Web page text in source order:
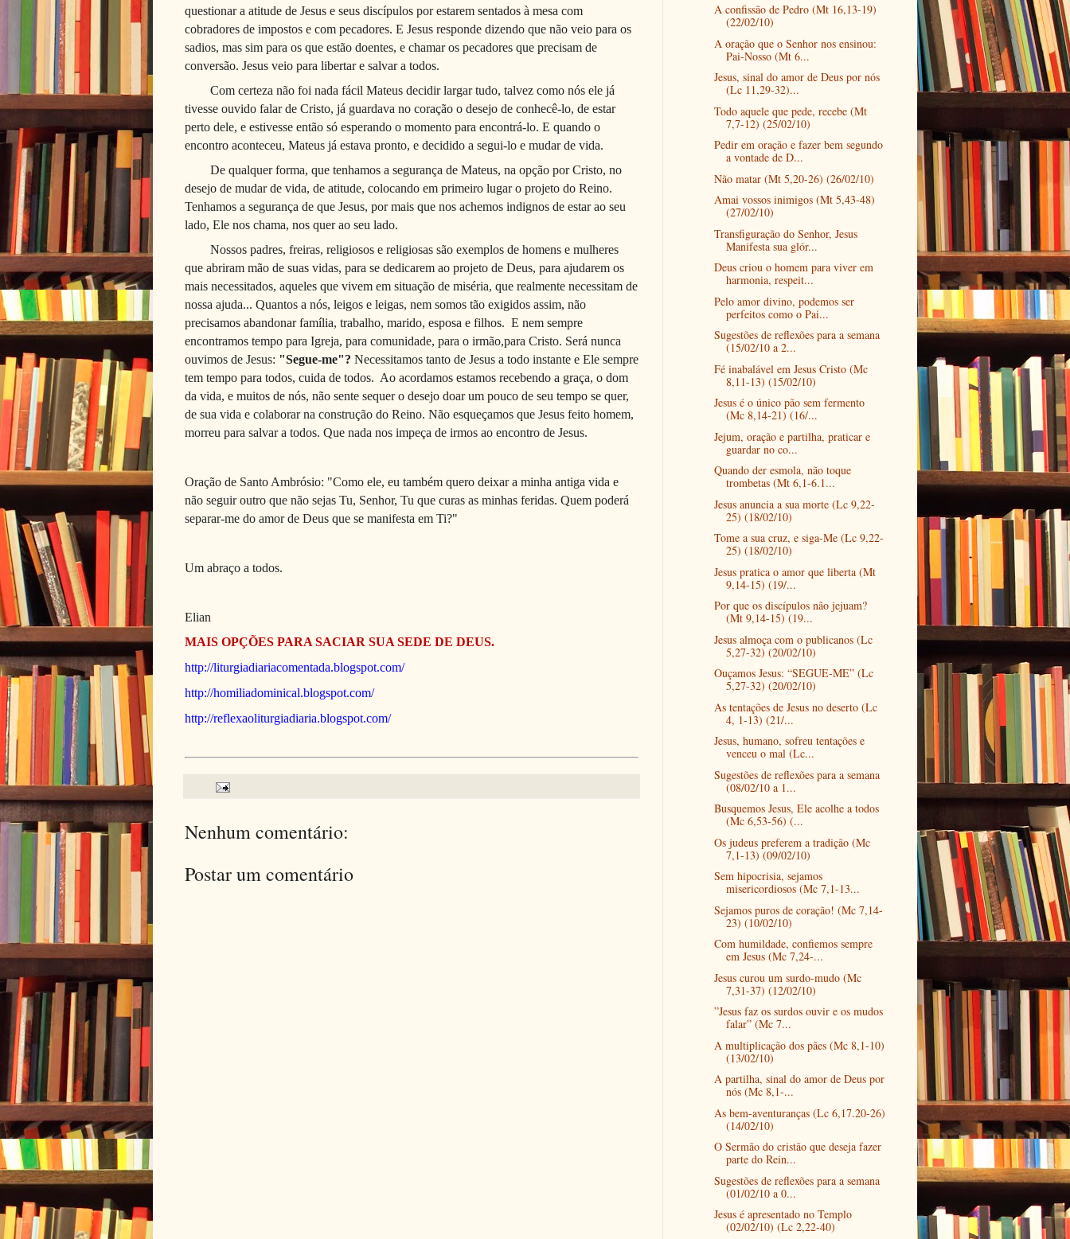
questionar a atitude de Jesus e seus discípulos por estarem sentados à mesa com
cobradores de impostos e com pecadores. E Jesus responde dizendo que não veio para os
sadios, mas sim para os que estão doentes, e chamar os pecadores que precisam de
conversão. Jesus veio para libertar e salvar a todos.
Com certeza não foi nada fácil Mateus decidir largar tudo, talvez como nós ele já
tivesse ouvido falar de Cristo, já guardava no coração o desejo de conhecê-lo, de estar
perto dele, e estivesse então só esperando o momento para encontrá-lo. E quando o
encontro aconteceu, Mateus já estava pronto, e decidido a segui-lo e mudar de vida.
De qualquer forma, que tenhamos a segurança de Mateus, na opção por Cristo, no
desejo de mudar de vida, de atitude, colocando em primeiro lugar o projeto do Reino.
Tenhamos a segurança de que Jesus, por mais que nos achemos indignos de estar ao seu
lado, Ele nos chama, nos quer ao seu lado.
Nossos padres, freiras, religiosos e religiosas são exemplos de homens e mulheres
que abriram mão de suas vidas, para se dedicarem ao projeto de Deus, para ajudarem os
mais necessitados, aqueles que vivem em situação de miséria, que realmente necessitam de
nossa ajuda... Quantos a nós, leigos e leigas, nem somos tão exigidos assim, não
precisamos abandonar família, trabalho, marido, esposa e filhos. E nem sempre
encontramos tempo para Igreja, para comunidade, para o irmão,para Cristo. Será nunca
ouvimos de Jesus: "Segue-me"? Necessitamos tanto de Jesus a todo instante e Ele sempre
tem tempo para todos, cuida de todos. Ao acordamos estamos recebendo a graça, o dom
da vida, e muitos de nós, não sente sequer o desejo doar um pouco de seu tempo se quer,
de sua vida e colaborar na construção do Reino. Não esqueçamos que Jesus feito homem,
morreu para salvar a todos. Que nada nos impeça de irmos ao encontro de Jesus.
Oração de Santo Ambrósio: "Como ele, eu também quero deixar a minha antiga vida e
não seguir outro que não sejas Tu, Senhor, Tu que curas as minhas feridas. Quem poderá
separar-me do amor de Deus que se manifesta em Ti?"
Um abraço a todos.
Elian
MAIS OPÇÕES PARA SACIAR SUA SEDE DE DEUS.
http://liturgiadiariacomentada.blogspot.com/
http://homiliadominical.blogspot.com/
http://reflexaoliturgiadiaria.blogspot.com/
Nenhum comentário:
Postar um comentário
A confissão de Pedro (Mt 16,13-19)
(22/02/10)
A oração que o Senhor nos ensinou:
Pai-Nosso (Mt 6...
Jesus, sinal do amor de Deus por nós
(Lc 11,29-32)...
Todo aquele que pede, recebe (Mt
7,7-12) (25/02/10)
Pedir em oração e fazer bem segundo
a vontade de D...
Não matar (Mt 5,20-26) (26/02/10)
Amai vossos inimigos (Mt 5,43-48)
(27/02/10)
Transfiguração do Senhor, Jesus
Manifesta sua glór...
Deus criou o homem para viver em
harmonia, respeit...
Pelo amor divino, podemos ser
perfeitos como o Pai...
Sugestões de reflexões para a semana
(15/02/10 a 2...
Fé inabalável em Jesus Cristo (Mc
8,11-13) (15/02/10)
Jesus é o único pão sem fermento
(Mc 8,14-21) (16/...
Jejum, oração e partilha, praticar e
guardar no co...
Quando der esmola, não toque
trombetas (Mt 6,1-6.1...
Jesus anuncia a sua morte (Lc 9,22-
25) (18/02/10)
Tome a sua cruz, e siga-Me (Lc 9,22-
25) (18/02/10)
Jesus pratica o amor que liberta (Mt
9,14-15) (19/...
Por que os discípulos não jejuam?
(Mt 9,14-15) (19...
Jesus almoça com o publicanos (Lc
5,27-32) (20/02/10)
Ouçamos Jesus: “SEGUE-ME” (Lc
5,27-32) (20/02/10)
As tentações de Jesus no deserto (Lc
4, 1-13) (21/...
Jesus, humano, sofreu tentações e
venceu o mal (Lc...
Sugestões de reflexões para a semana
(08/02/10 a 1...
Busquemos Jesus, Ele acolhe a todos
(Mc 6,53-56) (...
Os judeus preferem a tradição (Mc
7,1-13) (09/02/10)
Sem hipocrisia, sejamos
misericordiosos (Mc 7,1-13...
Sejamos puros de coração! (Mc 7,14-
23) (10/02/10)
Com humildade, confiemos sempre
em Jesus (Mc 7,24-...
Jesus curou um surdo-mudo (Mc
7,31-37) (12/02/10)
”Jesus faz os surdos ouvir e os mudos
falar” (Mc 7...
A multiplicação dos pães (Mc 8,1-10)
(13/02/10)
A partilha, sinal do amor de Deus por
nós (Mc 8,1-...
As bem-aventuranças (Lc 6,17.20-26)
(14/02/10)
O Sermão do cristão que deseja fazer
parte do Rein...
Sugestões de reflexões para a semana
(01/02/10 a 0...
Jesus é apresentado no Templo
(02/02/10) (Lc 2,22-40)